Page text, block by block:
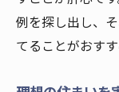
ム
倉敷市
例を探し出し、
てることがおすす